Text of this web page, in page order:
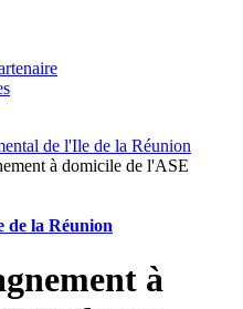
de l'Ile de la Réunion
à domicile de l'ASE
de la Réunion
à